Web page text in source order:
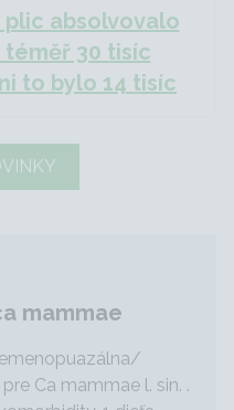
absolvovalo
30 tisíc
to bylo 14 tisíc
mammae
Ca mammae l. sin. .